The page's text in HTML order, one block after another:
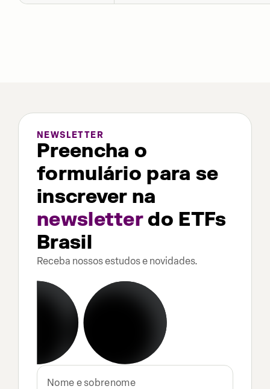
NEWSLETTER
Preencha o
formulário para se
inscrever na
newsletterdo ETFs
Brasil
Receba nossos estudos e novidades.